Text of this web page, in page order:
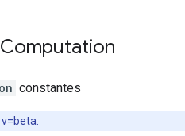
Computation
constantes